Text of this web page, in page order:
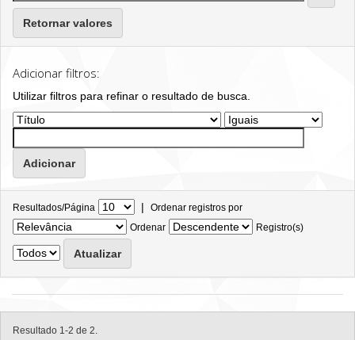
Retornar valores
Adicionar filtros:
Utilizar filtros para refinar o resultado de busca.
Resultados/Página | Ordenar registros por
Ordenar
Registro(s)
Resultado 1-2 de 2.